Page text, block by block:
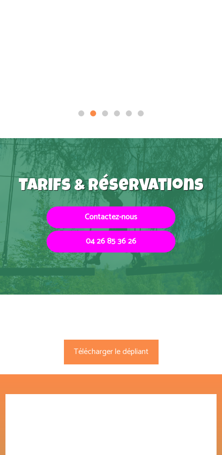
Tarifs & réservations
Contactez-nous
04 26 85 36 26
Télécharger le dépliant